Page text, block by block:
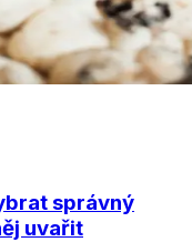
správný
uvařit